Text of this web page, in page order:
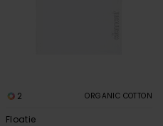
2 ORGANIC COTTON
Floatie